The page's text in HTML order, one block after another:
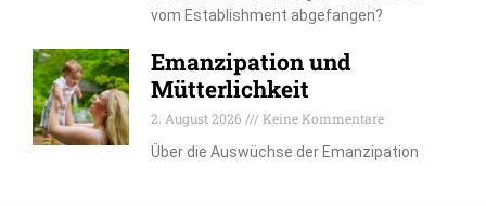
vom Establishment abgefangen?
Emanzipation und
Mütterlichkeit
2. August 2026
Keine Kommentare
Über die Auswüchse der Emanzipation